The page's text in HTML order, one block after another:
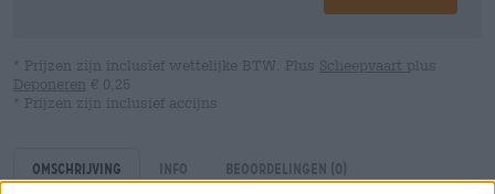
* Prijzen zijn inclusief wettelijke BTW. Plus Scheepvaart plus
Deponeren € 0,25
* Prijzen zijn inclusief accijns
Omschrijving Info Beoordelingen (0)